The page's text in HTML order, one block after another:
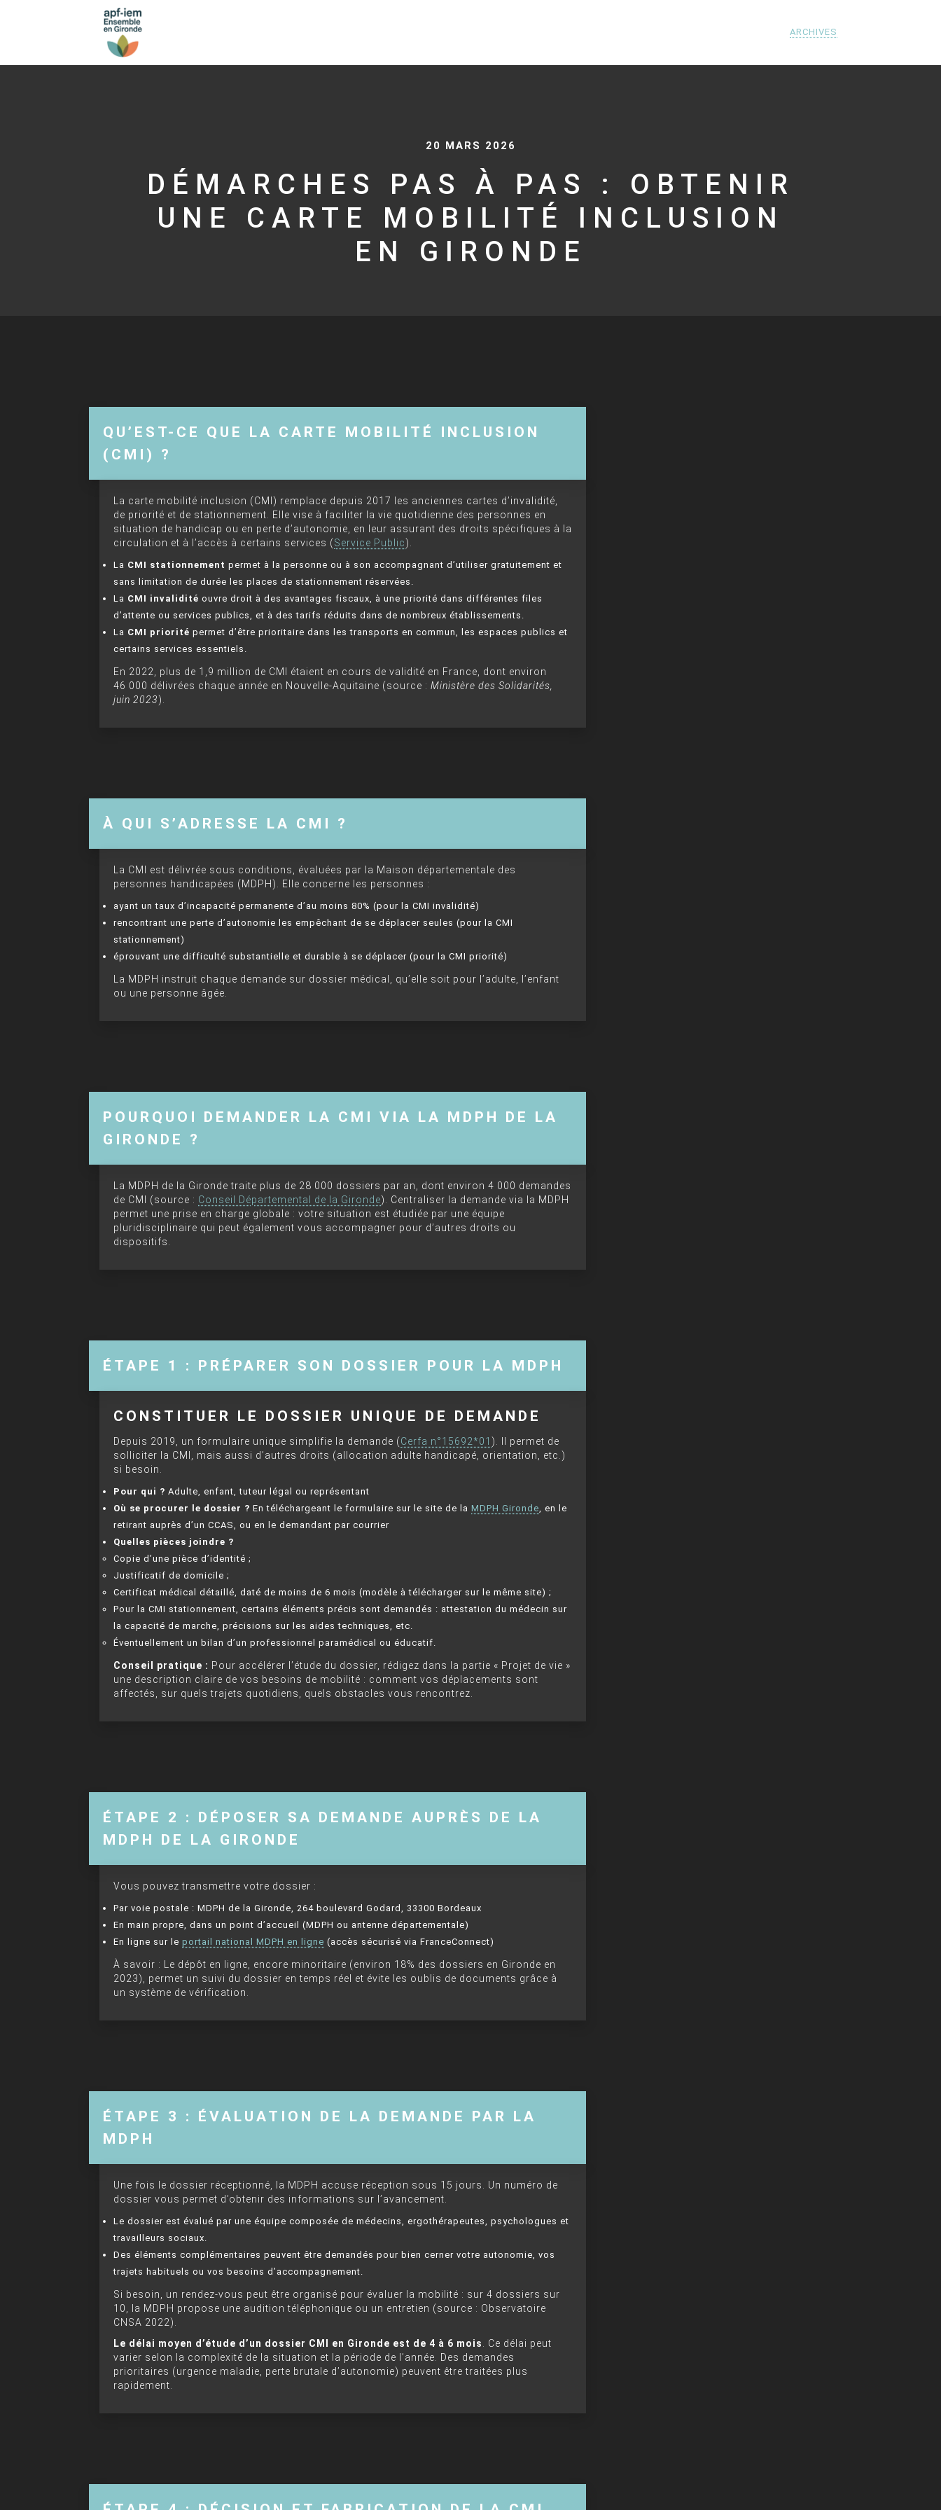
ARCHIVES
20 MARS 2026
DÉMARCHES PAS À PAS : OBTENIR
UNE CARTE MOBILITÉ INCLUSION
EN GIRONDE
QU’EST-CE QUE LA CARTE MOBILITÉ INCLUSION
(CMI) ?
La carte mobilité inclusion (CMI) remplace depuis 2017 les anciennes cartes d’invalidité,
de priorité et de stationnement. Elle vise à faciliter la vie quotidienne des personnes en
situation de handicap ou en perte d’autonomie, en leur assurant des droits spécifiques à la
circulation et à l’accès à certains services (Service Public).
La CMI stationnement permet à la personne ou à son accompagnant d’utiliser gratuitement et
sans limitation de durée les places de stationnement réservées.
La CMI invalidité ouvre droit à des avantages fiscaux, à une priorité dans différentes files
d’attente ou services publics, et à des tarifs réduits dans de nombreux établissements.
La CMI priorité permet d’être prioritaire dans les transports en commun, les espaces publics et
certains services essentiels.
En 2022, plus de 1,9 million de CMI étaient en cours de validité en France, dont environ
46 000 délivrées chaque année en Nouvelle-Aquitaine (source : Ministère des Solidarités,
juin 2023).
À QUI S’ADRESSE LA CMI ?
La CMI est délivrée sous conditions, évaluées par la Maison départementale des
personnes handicapées (MDPH). Elle concerne les personnes :
ayant un taux d’incapacité permanente d’au moins 80% (pour la CMI invalidité)
rencontrant une perte d’autonomie les empêchant de se déplacer seules (pour la CMI
stationnement)
éprouvant une difficulté substantielle et durable à se déplacer (pour la CMI priorité)
La MDPH instruit chaque demande sur dossier médical, qu’elle soit pour l’adulte, l’enfant
ou une personne âgée.
POURQUOI DEMANDER LA CMI VIA LA MDPH DE LA
GIRONDE ?
La MDPH de la Gironde traite plus de 28 000 dossiers par an, dont environ 4 000 demandes
de CMI (source : Conseil Départemental de la Gironde). Centraliser la demande via la MDPH
permet une prise en charge globale : votre situation est étudiée par une équipe
pluridisciplinaire qui peut également vous accompagner pour d’autres droits ou
dispositifs.
ÉTAPE 1 : PRÉPARER SON DOSSIER POUR LA MDPH
CONSTITUER LE DOSSIER UNIQUE DE DEMANDE
Depuis 2019, un formulaire unique simplifie la demande (Cerfa n°15692*01 ). Il permet de
solliciter la CMI, mais aussi d’autres droits (allocation adulte handicapé, orientation, etc.)
si besoin.
Pour qui ? Adulte, enfant, tuteur légal ou représentant
Où se procurer le dossier ? En téléchargeant le formulaire sur le site de la MDPH Gironde , en le
retirant auprès d’un CCAS, ou en le demandant par courrier
Quelles pièces joindre ?
Copie d’une pièce d’identité ;
Justificatif de domicile ;
Certificat médical détaillé, daté de moins de 6 mois (modèle à télécharger sur le même site) ;
Pour la CMI stationnement, certains éléments précis sont demandés : attestation du médecin sur
la capacité de marche, précisions sur les aides techniques, etc.
Éventuellement un bilan d’un professionnel paramédical ou éducatif.
Conseil pratique : Pour accélérer l’étude du dossier, rédigez dans la partie « Projet de vie »
une description claire de vos besoins de mobilité : comment vos déplacements sont
affectés, sur quels trajets quotidiens, quels obstacles vous rencontrez.
ÉTAPE 2 : DÉPOSER SA DEMANDE AUPRÈS DE LA
MDPH DE LA GIRONDE
Vous pouvez transmettre votre dossier :
Par voie postale : MDPH de la Gironde, 264 boulevard Godard, 33300 Bordeaux
En main propre, dans un point d’accueil (MDPH ou antenne départementale)
En ligne sur le portail national MDPH en ligne (accès sécurisé via FranceConnect)
À savoir : Le dépôt en ligne, encore minoritaire (environ 18% des dossiers en Gironde en
2023), permet un suivi du dossier en temps réel et évite les oublis de documents grâce à
un système de vérification.
ÉTAPE 3 : ÉVALUATION DE LA DEMANDE PAR LA
MDPH
Une fois le dossier réceptionné, la MDPH accuse réception sous 15 jours. Un numéro de
dossier vous permet d’obtenir des informations sur l’avancement.
Le dossier est évalué par une équipe composée de médecins, ergothérapeutes, psychologues et
travailleurs sociaux.
Des éléments complémentaires peuvent être demandés pour bien cerner votre autonomie, vos
trajets habituels ou vos besoins d’accompagnement.
Si besoin, un rendez-vous peut être organisé pour évaluer la mobilité : sur 4 dossiers sur
10, la MDPH propose une audition téléphonique ou un entretien (source : Observatoire
CNSA 2022).
Le délai moyen d’étude d’un dossier CMI en Gironde est de 4 à 6 mois
. Ce délai peut
varier selon la complexité de la situation et la période de l’année. Des demandes
prioritaires (urgence maladie, perte brutale d’autonomie) peuvent être traitées plus
rapidement.